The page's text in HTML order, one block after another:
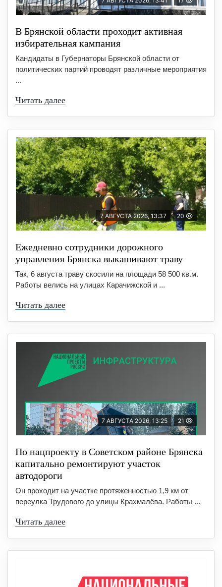
В Брянской области проходит активная
избирательная кампания
Кандидаты в Губернаторы Брянской области от
политических партий проводят различные мероприятия
...
Читать далее
7 АВГУСТА 2026, 13:37 20
Ежедневно сотрудники дорожного
управления Брянска выкашивают траву
Так, 6 августа траву скосили на площади 58 500 кв.м.
Работы велись на улицах Карачижской и ...
Читать далее
7 АВГУСТА 2026, 13:25 21
По нацпроекту в Советском районе Брянска
капитально ремонтируют участок
автодороги
Он проходит на участке протяженностью 1,9 км от
переулка Трудового до улицы Крахмалёва. Работы ...
Читать далее